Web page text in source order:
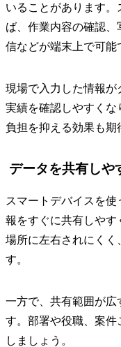
いることがあります。
ば、作業内容の確認
信などが端末上で可能
現場で入力した情報
実績を確認しやすく
負担を抑える効果も期
データを共有しや
スマートデバイスを
報をすぐに共有しや
場所に左右されにくく
す。
一方で、共有範囲が
す。部署や役職、案
しましょう。